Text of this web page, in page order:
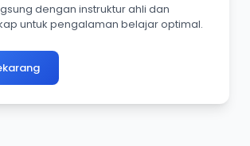
dengan instruktur ahli dan
untuk pengalaman belajar optimal.